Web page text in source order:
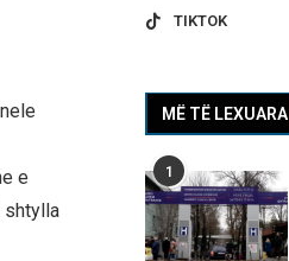
e
shtylla
TIKTOK
MË TË LEXUARA
1